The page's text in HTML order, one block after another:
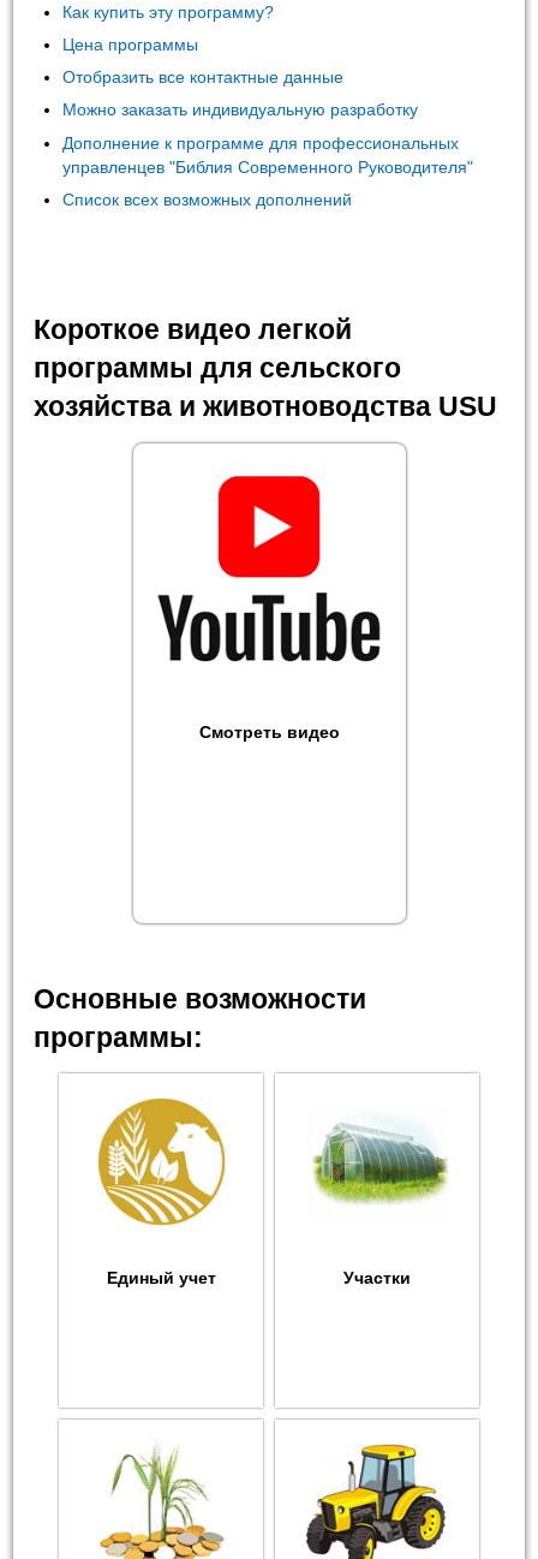
Как купить эту программу?
Цена программы
Отобразить все контактные данные
Можно заказать индивидуальную разработку
Дополнение к программе для профессиональных
управленцев "Библия Современного Руководителя"
Список всех возможных дополнений
Короткое видео легкой
программы для сельского
хозяйства и животноводства USU
Смотреть видео
Основные возможности
программы:
Единый учет Участки